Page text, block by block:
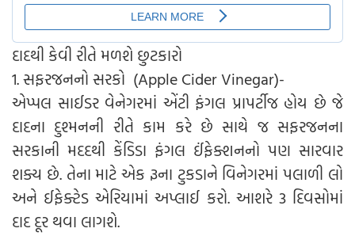
દાદથી કેવી રીતે મળશે છુટકારો
1. સફરજનનો સરકો (Apple Cider Vinegar)-
એપ્પલ સાઈડર વેનેગરમાં એંટી ફંગલ પ્રાપર્ટીજ હોય છે જે
દાદના દુશ્મનની રીતે કામ કરે છે સાથે જ સફરજનના
સરકાની મદદથી કેંડિડા ફંગલ ઈંફેક્શનનો પણ સારવાર
શક્ય છે. તેના માટે એક રૂના ટુકડાને વિનેગરમાં પલાળી લો
અને ઈફેક્ટેડ એરિયામાં અપ્લાઈ કરો. આશરે 3 દિવસોમાં
દાદ દૂર થવા લાગશે.